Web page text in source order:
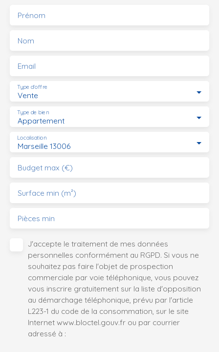
Prénom
Nom
Email
Vente
Type d'offre
Appartement
Type de bien
Marseille 13006
Localisation
Budget max (€)
Surface min (m²)
Pièces min
J'accepte le traitement de mes données
personnelles conformément au RGPD. Si vous ne
souhaitez pas faire l'objet de prospection
commerciale par voie téléphonique, vous pouvez
vous inscrire gratuitement sur la liste d'opposition
au démarchage téléphonique, prévu par l'article
L223-1 du code de la consommation, sur le site
Internet www.bloctel.gouv.fr ou par courrier
adressé à :